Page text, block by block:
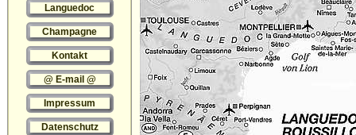
Languedoc
Champagne
Kontakt
@ E-mail @
Impressum
Datenschutz